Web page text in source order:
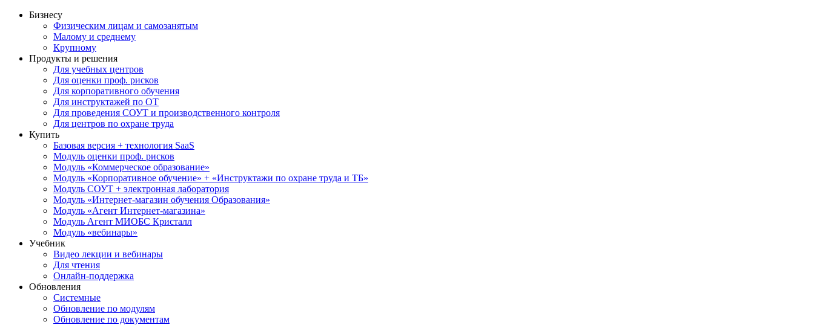
Бизнесу
Физическим лицам и самозанятым
Малому и среднему
Крупному
Продукты и решения
Для учебных центров
Для оценки проф. рисков
Для корпоративного обучения
Для инструктажей по ОТ
Для проведения СОУТ и производственного контроля
Для центров по охране труда
Купить
Базовая версия + технология SaaS
Модуль оценки проф. рисков
Модуль «Коммерческое образование»
Модуль «Корпоративное обучение» + «Инструктажи по охране труда и ТБ»
Модуль СОУТ + электронная лаборатория
Модуль «Интернет-магазин обучения Образования»
Модуль «Агент Интернет-магазина»
Модуль Агент МИОБС Кристалл
Модуль «вебинары»
Учебник
Видео лекции и вебинары
Для чтения
Онлайн-поддержка
Обновления
Системные
Обновление по модулям
Обновление по документам